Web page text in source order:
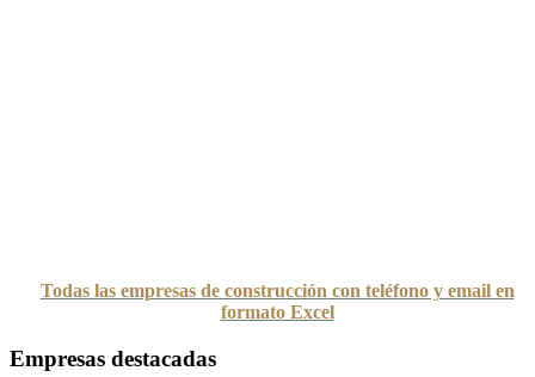
Todas las empresas de construcción con teléfono y email en
formato Excel
Empresas destacadas